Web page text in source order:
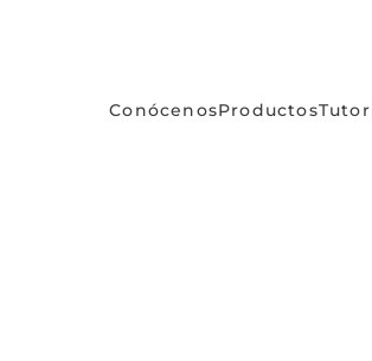
ConócenosProductos